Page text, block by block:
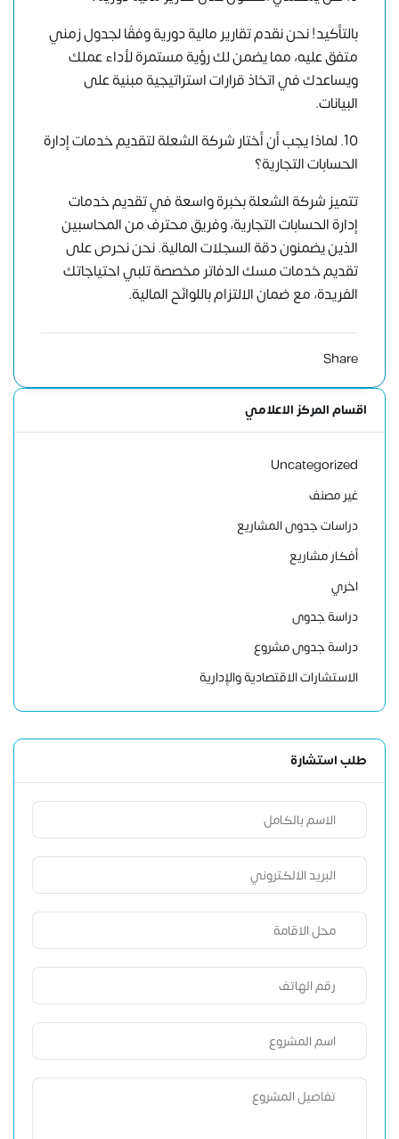
بالتأكيد! نحن نقدم تقارير مالية دورية وفقًا لجدول زمني
متفق عليه، مما يضمن لك رؤية مستمرة لأداء عملك
ويساعدك في اتخاذ قرارات استراتيجية مبنية على
البيانات.
10. لماذا يجب أن أختار شركة الشعلة لتقديم خدمات إدارة
الحسابات التجارية؟
تتميز شركة الشعلة بخبرة واسعة في تقديم خدمات
إدارة الحسابات التجارية، وفريق محترف من المحاسبين
الذين يضمنون دقة السجلات المالية. نحن نحرص على
تقديم خدمات مسك الدفاتر مخصصة تلبي احتياجاتك
الفريدة، مع ضمان الالتزام باللوائح المالية.
Share
اقسام المركز الاعلامي
Uncategorized
غير مصنف
دراسات جدوى المشاريع
أفكار مشاريع
اخري
دراسة جدوى
دراسة جدوى مشروع
الاستشارات الاقتصادية والإدارية
طلب استشارة